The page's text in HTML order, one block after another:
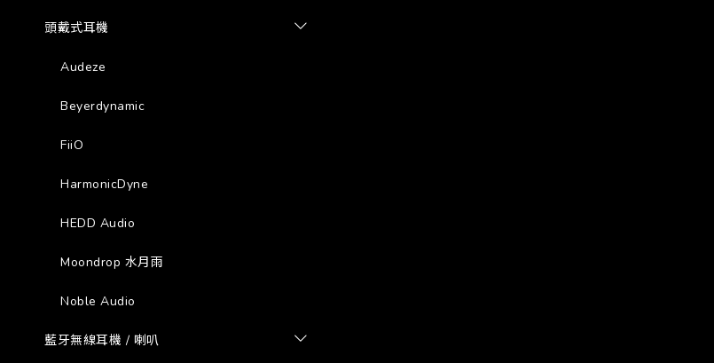
頭戴式耳機
Audeze
Beyerdynamic
FiiO
HarmonicDyne
HEDD Audio
Moondrop 水月雨
Noble Audio
藍牙無線耳機 / 喇叭